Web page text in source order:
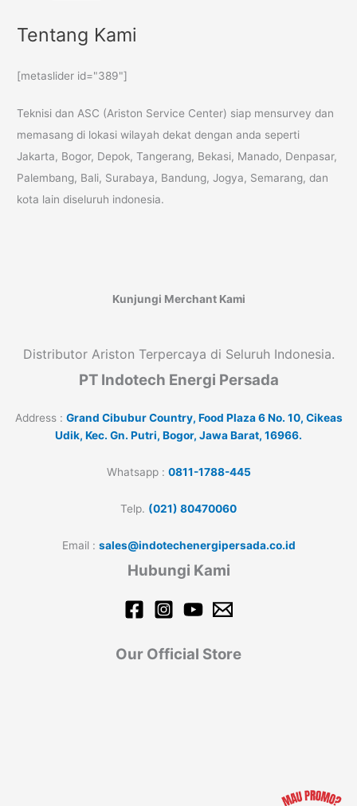
Tentang Kami
[metaslider id="389"]
Teknisi dan ASC (Ariston Service Center) siap mensurvey dan
memasang di lokasi wilayah dekat dengan anda seperti
Jakarta, Bogor, Depok, Tangerang, Bekasi, Manado, Denpasar,
Palembang, Bali, Surabaya, Bandung, Jogya, Semarang, dan
kota lain diseluruh indonesia.
Kunjungi Merchant Kami
Distributor Ariston Terpercaya di Seluruh Indonesia.
PT Indotech Energi Persada
Address : Grand Cibubur Country, Food Plaza 6 No. 10, Cikeas
Udik, Kec. Gn. Putri, Bogor, Jawa Barat, 16966.
Whatsapp : 0811-1788-445
Telp. (021) 80470060
Email : sales@indotechenergipersada.co.id
Hubungi Kami
Our Official Store